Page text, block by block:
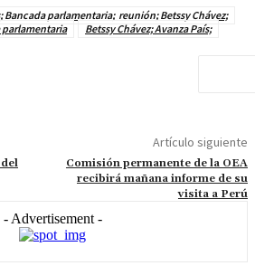
Bancada parlamentaria; reunión; Betssy Chávez;
parlamentaria
Betssy Chávez; Avanza País;
Artículo siguiente
Comisión permanente de la OEA
recibirá mañana informe de su
visita a Perú
- Advertisement -